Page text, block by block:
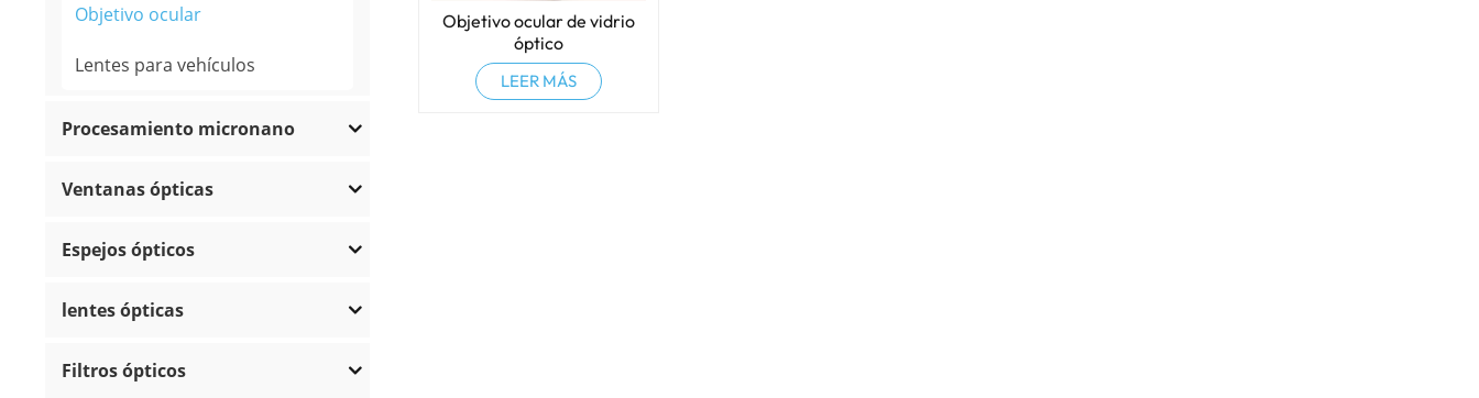
Objetivo ocular
Lentes para vehículos
Procesamiento micronano
Ventanas ópticas
Espejos ópticos
lentes ópticas
Filtros ópticos
Objetivo ocular de vidrio
óptico
LEER MÁS